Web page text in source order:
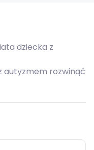
- Święta
angażujące lekcje
dziecka z
autyzmem rozwinąć